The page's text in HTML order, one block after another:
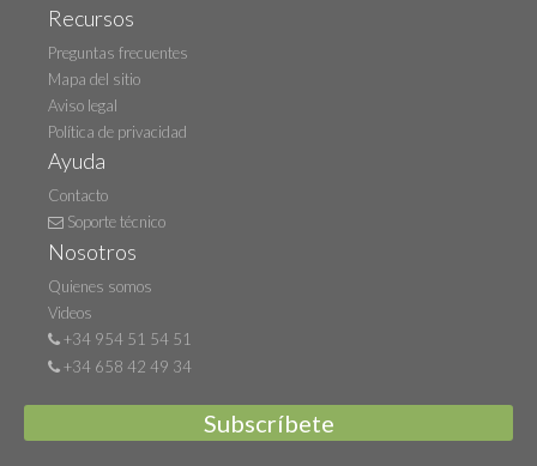
Recursos
Preguntas frecuentes
Mapa del sitio
Aviso legal
Política de privacidad
Ayuda
Contacto
Soporte técnico
Nosotros
Quienes somos
Videos
+34 954 51 54 51
+34 658 42 49 34
Subscríbete